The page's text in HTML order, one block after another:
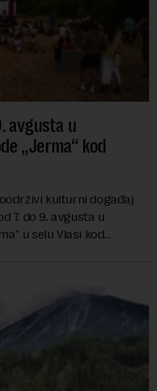
avgusta u
„Jerma“ kod
kulturni događaj
7. do 9. avgusta u
u selu Vlasi kod